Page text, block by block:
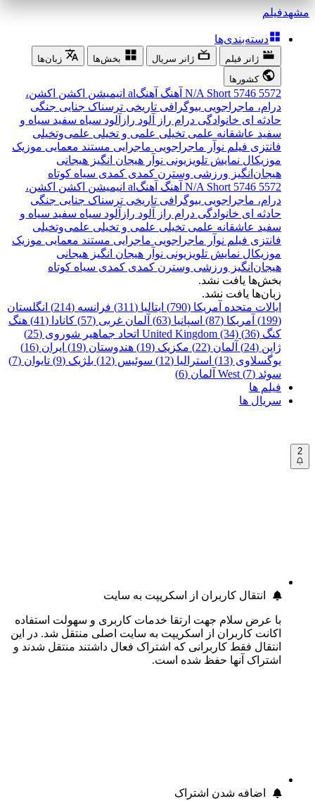
مشهدفیلم
دسته‌بندی‌ها
ژانر فیلم ژانر سریال بخش‌ها
زبان‌ها
کشورها
5572
5746
N/A Short آهنگ آهنگal انیمیشن اکشن اکشن،
درام، ماجراجویی بیوگرافی تاریخی ترسناک جنایی جنگی
حادثه ای خانوادگی درام راز آلود رازآلود سیاه سفید سیاه و
سفید عاشقانه علمی تخیلی علمی و تخیلی علمی‌و‌تخیلی
فانتزی فیلم نوآر ماجراجویی ماجرایی مستند معمایی موزیک
موزیکال نمایش تلویزیونی نوآر هیجان انگیز هیجانی
هیجان‌انگیز ورزشی وسترن کمدی کمدی سیاه کوتاه
5572
5746
N/A Short آهنگ آهنگal انیمیشن اکشن اکشن،
درام، ماجراجویی بیوگرافی تاریخی ترسناک جنایی جنگی
حادثه ای خانوادگی درام راز آلود رازآلود سیاه سفید سیاه و
سفید عاشقانه علمی تخیلی علمی و تخیلی علمی‌و‌تخیلی
فانتزی فیلم نوآر ماجراجویی ماجرایی مستند معمایی موزیک
موزیکال نمایش تلویزیونی نوآر هیجان انگیز هیجانی
هیجان‌انگیز ورزشی وسترن کمدی کمدی سیاه کوتاه
بخش‌ها یافت نشد.
زبان‌ها یافت نشد.
ایالات متحده آمریکا (790)
ایتالیا (311) فرانسه (214)
انگلستان
(199)
آمریکا (87) اسپانیا (63) آلمان غربی (57) کانادا (41)
هنگ
کنگ (36)
United Kingdom (34) اتحاد جماهیر شوروی (25)
ژاپن (24)
آلمان (22) مکزیک (19) هندوستان (19)
ایران (16)
یوگسلاوی (13)
استرالیا (12) سوئیس (12) بلژیک (9)
تایوان (7)
سوئد (7)
West آلمان (6)
فیلم ها
سریال ها
2
انتقال کاربران از اسکریپت به سایت
با عرض سلام جهت ارتقا خدمات کاربری و سهولت استفاده
اکانت کاربران از اسکریپت به سایت اصلی منتقل شد. در این
انتقال فقط کاربرانی که اشتراک فعال داشتند منتقل شدند و
اشتراک آنها حفظ شده است.
اضافه شدن اشتراک